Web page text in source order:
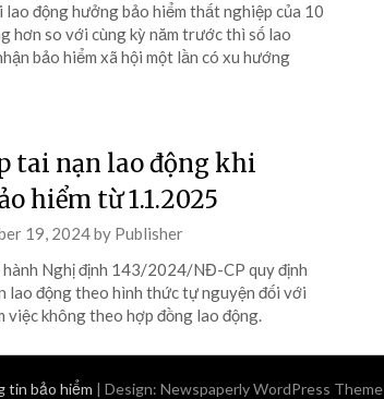
lao động hưởng bảo hiểm thất nghiệp của 10
hơn so với cùng kỳ năm trước thì số lao
bảo hiểm xã hội một lần có xu hướng
tai nạn lao động khi
hiểm từ 1.1.2025
19, 2024by Publisher
hành Nghị định 143/2024/NĐ-CP quy định
lao động theo hình thức tự nguyện đối với
việc không theo hợp đồng lao động.
tin bảo hiểm | Design: Newspaperly WordPress Theme